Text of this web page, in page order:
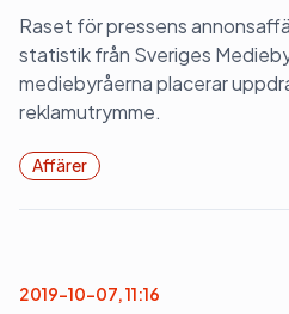
Raset för pressens
statistik från Sveriges
mediebyråerna placerar
reklamutrymme.
Affärer
2019-10-07, 11:16